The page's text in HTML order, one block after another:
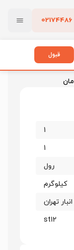
02174486
پاک کردن
ورق روغنی فولاد مبارکه st12 ضخامت 1 عرض
1
1
رول
کیلوگرم
انبار تهران
st12
قبول